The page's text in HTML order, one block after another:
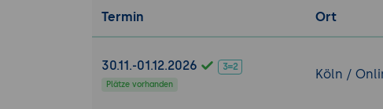
E-Mail-
Wartungen oder
Termin Ort
30.11.-01.12.2026
Plätze vorhanden
Köln /